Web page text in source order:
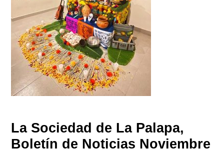
La Sociedad de La Palapa,
Boletín de Noticias Noviembre